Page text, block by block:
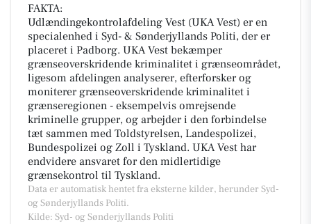
FAKTA:
Udlændingekontrolafdeling Vest (UKA Vest) er en
specialenhed i Syd- & Sønderjyllands Politi, der er
placeret i Padborg. UKA Vest bekæmper
grænseoverskridende kriminalitet i grænseområdet,
ligesom afdelingen analyserer, efterforsker og
moniterer grænseoverskridende kriminalitet i
grænseregionen - eksempelvis omrejsende
kriminelle grupper, og arbejder i den forbindelse
tæt sammen med Toldstyrelsen, Landespolizei,
Bundespolizei og Zoll i Tyskland. UKA Vest har
endvidere ansvaret for den midlertidige
grænsekontrol til Tyskland.
Data er automatisk hentet fra eksterne kilder, herunder Syd-
og Sønderjyllands Politi.
Kilde: Syd- og Sønderjyllands Politi